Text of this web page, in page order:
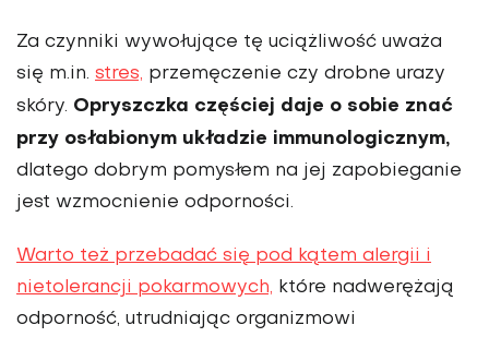
Za czynniki wywołujące tę uciążliwość uważa
się m.in. stres, przemęczenie czy drobne urazy
skóry. Opryszczka częściej daje o sobie znać
przy osłabionym układzie immunologicznym,
dlatego dobrym pomysłem na jej zapobieganie
jest wzmocnienie odporności.
Warto też przebadać się pod kątem alergii i
nietolerancji pokarmowych, które nadwerężają
odporność, utrudniając organizmowi